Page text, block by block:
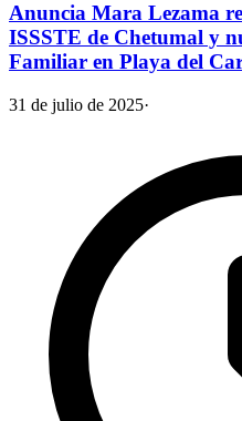
Anuncia Mara Lezama
ISSSTE de Chetumal y
Familiar en Playa del
31 de julio de 2025·